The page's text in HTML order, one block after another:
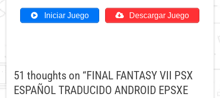
Iniciar Juego Descargar Juego
51 thoughts on “FINAL FANTASY VII PSX
ESPAÑOL TRADUCIDO ANDROID EPSXE